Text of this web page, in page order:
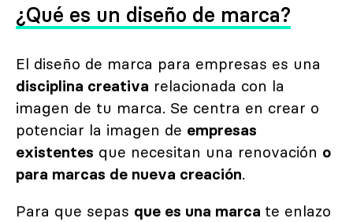
¿Qué es un diseño de marca?
El diseño de marca para empresas es una
disciplina creativa relacionada con la
imagen de tu marca. Se centra en crear o
potenciar la imagen de empresas
existentes que necesitan una renovación o
para marcas de nueva creación.
Para que sepas que es una marca te enlazo